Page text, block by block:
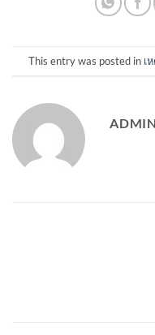
This entry was posted in เ
ADMIN